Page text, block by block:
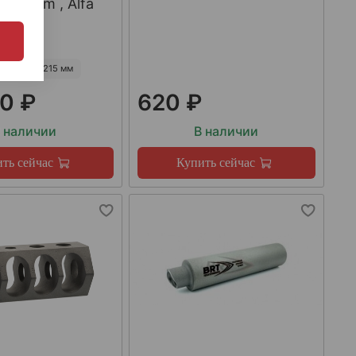
, Alfa
215 мм
₽
наличии
сейчас
620 ₽
В наличии
Купить сейчас